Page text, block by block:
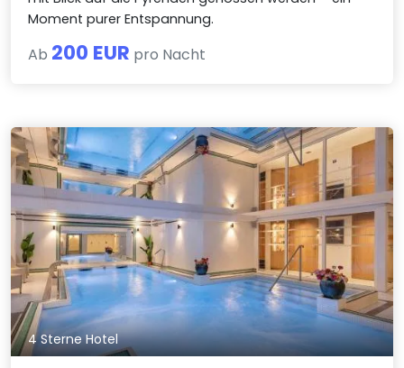
Moment purer Entspannung.
Ab 200 EUR pro Nacht
4 Sterne Hotel